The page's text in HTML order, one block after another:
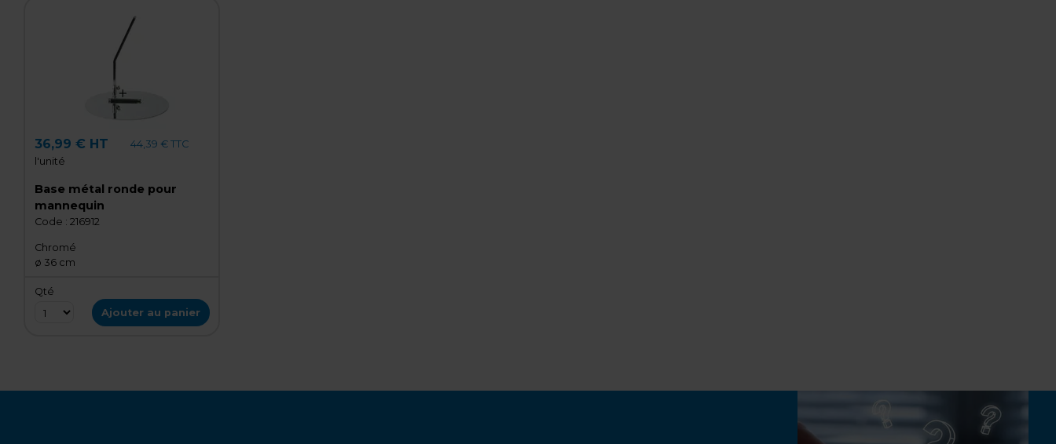
36,99 € HT
44,39 € TTC
l'unité
Base métal ronde pour
mannequin
Code : 216912
Chromé
ø 36 cm
Qté
Ajouter au panier